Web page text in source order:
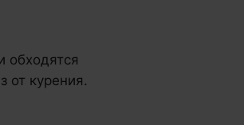
обходятся
от курения.